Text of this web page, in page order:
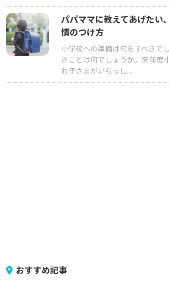
パパママに教えてあげたい
慣のつけ方
小学校への準備は何をすべきで
きことは何でしょうか。来年度
お子さまがいらっし...
おすすめ記事